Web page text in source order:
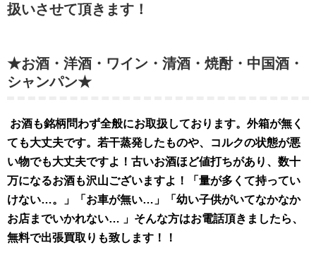
扱いさせて頂きます！
★お酒・洋酒・ワイン・清酒・焼酎・中国酒・
シャンパン★
お酒も銘柄問わず全般にお取扱しております。外箱が無く
ても大丈夫です。若干蒸発したものや、コルクの状態が悪
い物でも大丈夫ですよ！古いお酒ほど値打ちがあり、数十
万になるお酒も沢山ございますよ！「量が多くて持ってい
けない…。」「お車が無い…」「幼い子供がいてなかなか
お店までいかれない… 」そんな方はお電話頂きましたら、
無料で出張買取りも致します！！